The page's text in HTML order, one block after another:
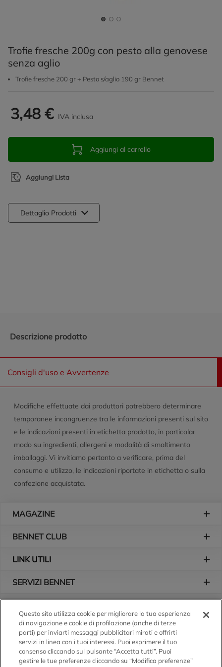
Trofie fresche 200g con pesto alla genovese
senza aglio
Trofie fresche 200 gr + Pesto s/aglio 190 gr Bennet
3,48 € IVA inclusa
Aggiungi al carrello
Aggiungi Lista
Dettaglio Prodotti
Descrizione prodotto
Consigli d'uso e Avvertenze
Modifiche effettuate dai produttori potrebbero determinare
temporanee incongruenze tra le informazioni presenti sul sito
e le indicazioni presenti in etichetta prodotto, in particolar
modo su ingredienti, allergeni e modalità di smaltimento
imballaggi. Vi invitiamo pertanto a verificare, prima del
consumo e utilizzo, le indicazioni riportate in etichetta o sulla
confezione acquistata.
MAGAZINE
BENNET CLUB
LINK UTILI
SERVIZI BENNET
Logo Bennet
Seguici sui nostri canali
Questo sito utilizza cookie per migliorare la tua esperienza
di navigazione e cookie di profilazione (anche di terze
parti) per inviarti messaggi pubblicitari mirati e offrirti
servizi in linea con i tuoi interessi. Puoi esprimere il tuo
consenso cliccando sul pulsante “Accetta tutti”. Puoi
gestire le tue preferenze cliccando su “Modifica preferenze”